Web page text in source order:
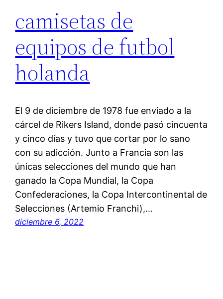
camisetas de
equipos de futbol
holanda
El 9 de diciembre de 1978 fue enviado a la
cárcel de Rikers Island, donde pasó cincuenta
y cinco días y tuvo que cortar por lo sano
con su adicción. Junto a Francia son las
únicas selecciones del mundo que han
ganado la Copa Mundial, la Copa
Confederaciones, la Copa Intercontinental de
Selecciones (Artemio Franchi),…
diciembre 6, 2022